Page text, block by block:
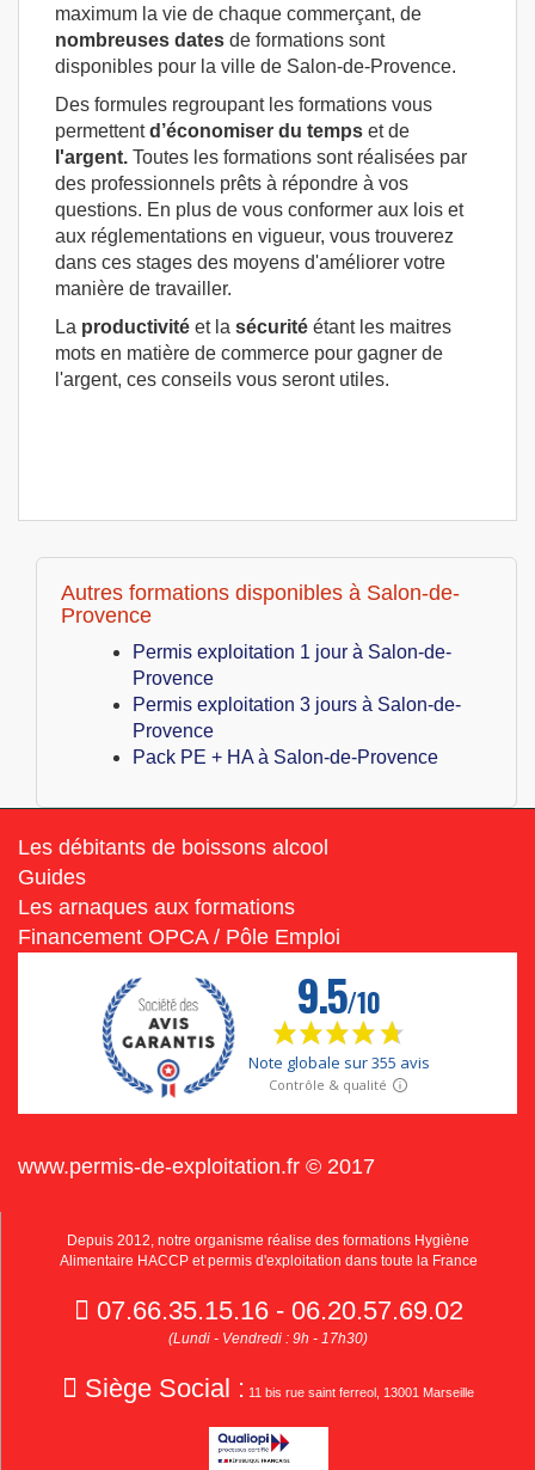
maximum la vie de chaque commerçant, de
nombreuses dates de formations sont
disponibles pour la ville de Salon-de-Provence.
Des formules regroupant les formations vous
permettentd’économiser du temps et de
l'argent. Toutes les formations sont réalisées par
des professionnels prêts à répondre à vos
questions. En plus de vous conformer aux lois et
aux réglementations en vigueur, vous trouverez
dans ces stages des moyens d'améliorer votre
manière de travailler.
La productivité et la sécurité étant les maitres
mots en matière de commerce pour gagner de
l'argent, ces conseils vous seront utiles.
Autres formations disponibles à Salon-de-
Provence
Permis exploitation 1 jour à Salon-de-
Provence
Permis exploitation 3 jours à Salon-de-
Provence
Pack PE + HA à Salon-de-Provence
Les débitants de boissons alcool
Guides
Les arnaques aux formations
Financement OPCA / Pôle Emploi
www.permis-de-exploitation.fr © 2017
Depuis 2012, notre organisme réalise des formations Hygiène
Alimentaire HACCP et permis d'exploitation dans toute la France
07.66.35.15.16 - 06.20.57.69.02
(Lundi - Vendredi : 9h - 17h30)
Siège Social : 11 bis rue saint ferreol, 13001 Marseille